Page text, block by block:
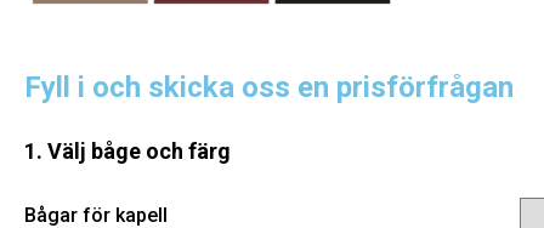
Fyll i och skicka oss en prisförfrågan
1. Välj båge och färg
Bågar för kapell